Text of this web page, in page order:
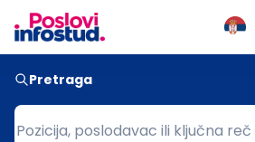
Pretraga
Pozicija, poslodavac ili ključna reč
Pozicija, poslodavac ili ključna reč